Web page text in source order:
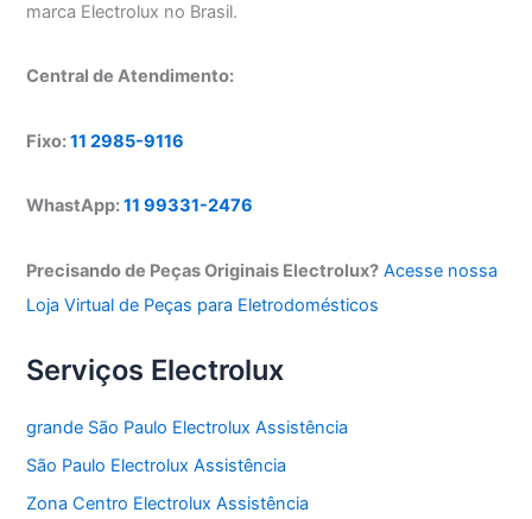
marca Electrolux no Brasil.
Central de Atendimento:
Fixo:11 2985-9116
WhastApp:11 99331-2476
Precisando de Peças Originais Electrolux? Acesse nossa
Loja Virtual de Peças para Eletrodomésticos
Serviços Electrolux
grande São Paulo Electrolux Assistência
São Paulo Electrolux Assistência
Zona Centro Electrolux Assistência